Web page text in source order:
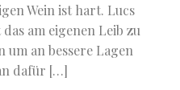
Wein ist hart. Lucs
am eigenen Leib zu
um an bessere Lagen
dafür […]